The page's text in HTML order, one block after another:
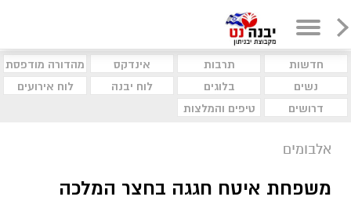
חדשות תרבות אינדקס
מהדורה מודפסת
נשים
בלוגים לוח יבנה
לוח אירועים
דרושים
טיפים והמלצות
אלבומים
משפחת איטח חגגה בחצר המלכה